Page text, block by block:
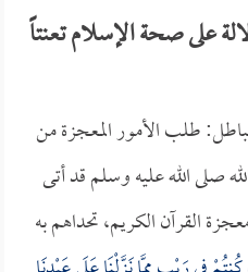
على صحة الإسلام تعنتاً
طلب الأمور المعجزة من
صلى الله عليه وسلم قد أتى
القرآن الكريم، تحداهم به